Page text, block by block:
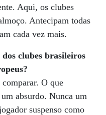
Aqui, os clubes
Antecipam todas
cada vez mais.
clubes brasileiros
O que
absurdo. Nunca um
suspenso como